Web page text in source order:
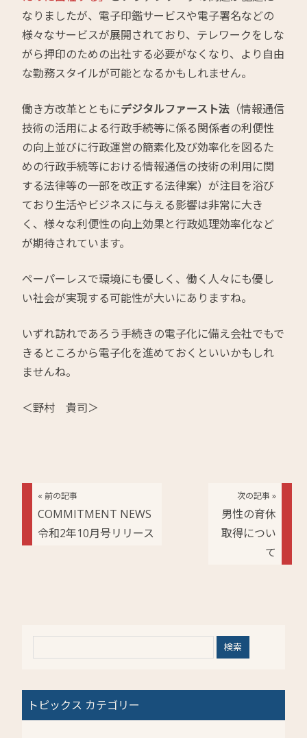
なりましたが、電子印鑑サービスや電子署名などの
様々なサービスが展開されており、テレワークをしな
がら押印のための出社する必要がなくなり、より自由
な勤務スタイルが可能となるかもしれません。
働き方改革とともにデジタルファースト法 （情報通信
技術の活用による行政手続等に係る関係者の利便性
の向上並びに行政運営の簡素化及び効率化を図るた
めの行政手続等における情報通信の技術の利用に関
する法律等の一部を改正する法律案）が注目を浴び
ており生活やビジネスに与える影響は非常に大き
く、様々な利便性の向上効果と行政処理効率化など
が期待されています。
ペーパーレスで環境にも優しく、働く人々にも優し
い社会が実現する可能性が大いにありますね。
いずれ訪れであろう手続きの電子化に備え会社でもで
きるところから電子化を進めておくといいかもしれ
ませんね。
＜野村 貴司＞
« 前の記事
COMMITMENT NEWS
令和2年10月号リリース
次の記事 »
男性の育休
取得につい
て
トピックス カテゴリー